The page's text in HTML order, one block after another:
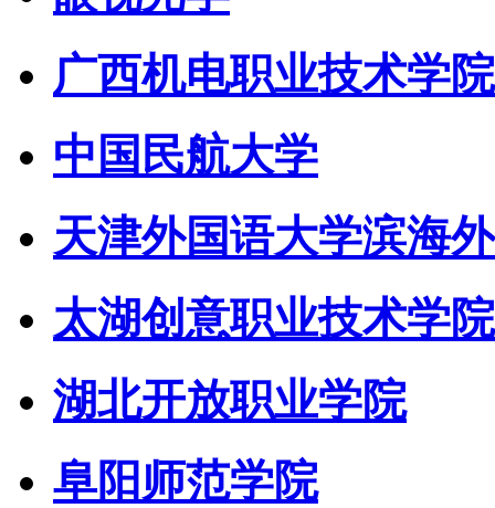
广西机电职业技术学院
中国民航大学
天津外国语大学滨海
太湖创意职业技术学院
湖北开放职业学院
阜阳师范学院